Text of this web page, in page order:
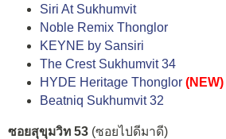
Siri At Sukhumvit
Noble Remix Thonglor
KEYNE by Sansiri
The Crest Sukhumvit 34
HYDE Heritage Thonglor (NEW)
Beatniq Sukhumvit 32
ซอยสุขุมวิท 53 (ซอยไปดีมาดี)